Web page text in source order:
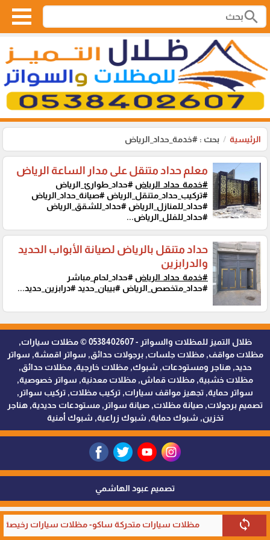
search
الرئيسية بحث : #خدمة_حداد_الرياض
sync مظلات سيارات متحركة ساكو- مظلات سيارات رخيصة
معلم حداد متنقل على مدار الساعة الرياض
#خدمة_حداد_الرياض #حداد_طوارئ_الرياض
#تركيب_حداد_متنقل_الرياض #صيانة_حداد_الرياض
#حداد_للمنازل_الرياض #حداد_للشقق_الرياض
#حداد_للفلل_الرياض...
حداد متنقل بالرياض لصيانة الأبواب الحديد
والدرابزين
#خدمة_حداد_الرياض #حداد_لحام_مباشر
#حداد_متخصص_الرياض #بيبان_حديد #درابزين_حديد...
ظلال التميز للمظلات والسواتر - 0538402607 © مظلات سيارات,
مظلات مواقف, مظلات جلسات, برجولات حدائق, سواتر اقمشة, سواتر
حديد, هناجر ومستودعات, شبوك, مظلات خارجية, مظلات حدائق,
مظلات خشبية, مظلات قماش, مظلات معدنية, سواتر خصوصية,
سواتر حماية, تجهيز مواقف سيارات, تركيب مظلات, تركيب سواتر,
تصميم برجولات, صيانة مظلات, صيانة سواتر, مستودعات حديدية, هناجر
تخزين, شبوك حماية, شبوك زراعية, شبوك أمنية
تصميم عبود الهاشمي